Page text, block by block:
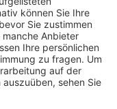
bisherige
gibt es Post-
der Service
und Kunden
in die Filiale